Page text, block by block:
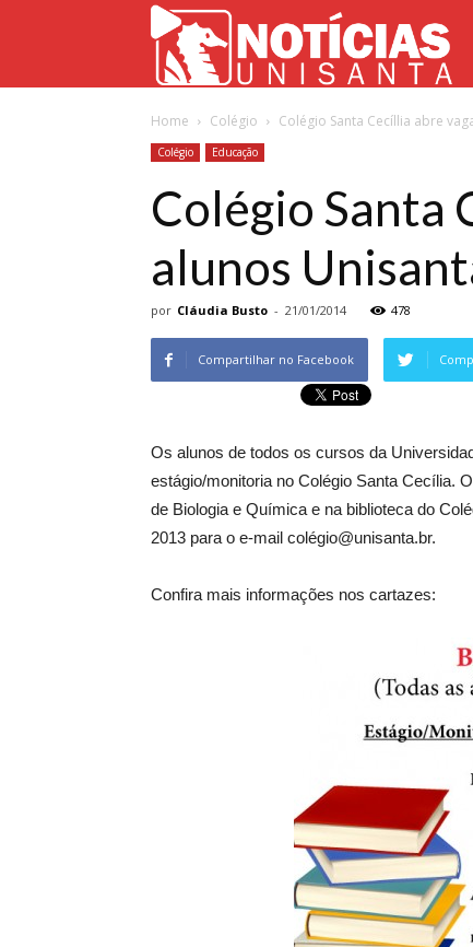
Home Colégio Colégio Santa Cecíllia abre
Colégio Educação
Colégio Santa
alunos
por Cláudia Busto - 21/01/2014 478
Compartilhar no Facebook
Os alunos de todos os cursos da
estágio/monitoria no Colégio Santa Cecília.
de Biologia e Química e na biblioteca do
2013 para o e-mail colégio@unisanta.br.
Confira mais informações nos cartazes: